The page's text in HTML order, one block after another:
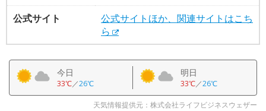
公式サイト
公式サイトほか、関連サイトはこち
ら
今日
33℃／26℃
明日
33℃／26℃
天気情報提供元：株式会社ライフビジネスウェザー